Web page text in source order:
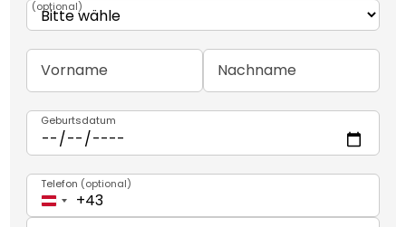
(optional)
Vorname Nachname
Geburtsdatum
+43
Telefon (optional)